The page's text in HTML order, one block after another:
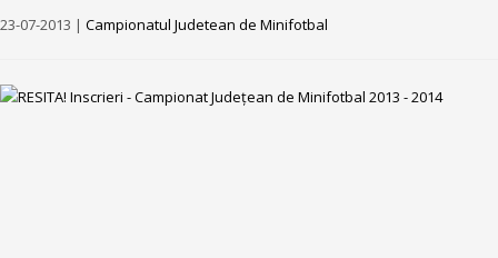
23-07-2013 | Campionatul Judetean de Minifotbal